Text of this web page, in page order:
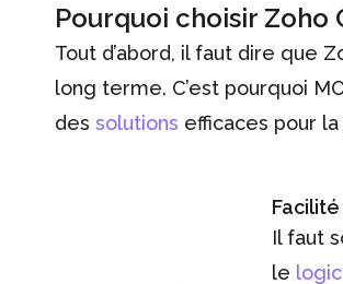
Pourquoi choisir Zoho
Tout d’abord, il faut dire que
long terme. C’est pourquoi
des solutions efficaces pour
Facilité
Il faut
le